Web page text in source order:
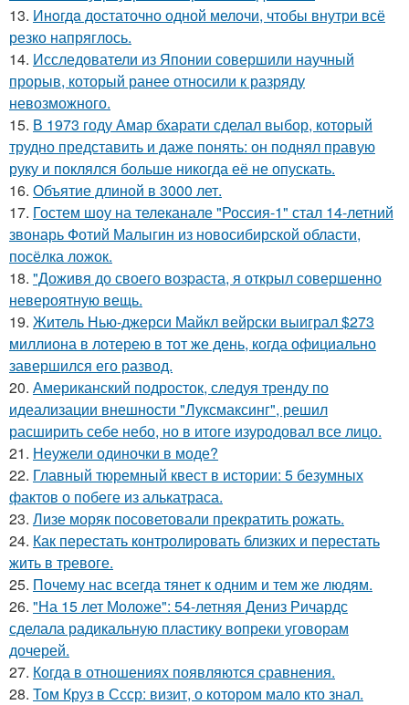
13. Инoгдa достаточно одной мелочи, чтобы внутри всё
резко напряглось.
14. Исследователи из Японии совершили научный
прорыв, который ранее относили к разряду
невозможного.
15. В 1973 году Амар бхарати сделал выбор, который
трудно представить и даже понять: он поднял правую
руку и поклялся больше никогда её не опускать.
16. Объятие длиной в 3000 лет.
17. Гостем шоу на телеканале "Россия-1" стал 14-летний
звонарь Фотий Малыгин из новосибирской области,
посёлка ложок.
18. "Доживя до своего возpаста, я открыл совершенно
невероятную вещь.
19. Житель Нью-джерси Майкл вейрски выиграл $273
миллиона в лотерею в тот же день, когда официально
завершился его развод.
20. Американский подросток, следуя тренду по
идеализации внешности "Луксмаксинг", решил
расширить себе небо, но в итоге изуродовал все лицо.
21. Неужели одиночки в моде?
22. Главный тюремный квест в истории: 5 безумных
фактов о побеге из алькатраса.
23. Лизе моряк посоветовали прекратить рожать.
24. Как перестать контролировать близких и перестать
жить в тревоге.
25. Почему нас всегда тянет к одним и тем же людям.
26. "На 15 лет Моложе": 54-летняя Дениз Ричардс
сделала радикальную пластику вопреки уговорам
дочерей.
27. Когда в отношениях появляются сравнения.
28. Том Круз в Ссср: визит, о котором мало кто знал.